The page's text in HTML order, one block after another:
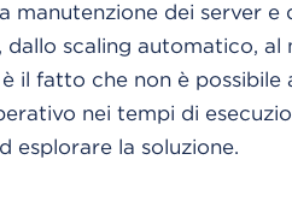
manutenzione dei server e
dallo scaling automatico,
il fatto che non è
nei tempi di
esplorare la soluzione.